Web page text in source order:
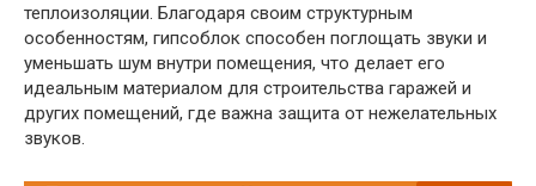
теплоизоляции. Благодаря своим структурным
особенностям, гипсоблок способен поглощать звуки и
уменьшать шум внутри помещения, что делает его
идеальным материалом для строительства гаражей и
других помещений, где важна защита от нежелательных
звуков.